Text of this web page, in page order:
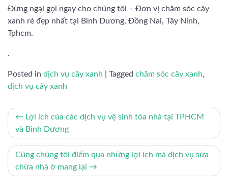
Đừng ngại gọi ngay cho chúng tôi – Đơn vị chăm sóc cây
xanh rẻ đẹp nhất tại Bình Dương, Đồng Nai, Tây Ninh,
Tphcm.
.
Posted in dịch vụ cây xanh Tagged chăm sóc cây xanh,
dịch vụ cây xanh
Điều
hướng
bài
viết
Lợi ích của các dịch vụ vệ sinh tòa nhà tại TPHCM
và Bình Dương
Cùng chúng tôi điểm qua những lợi ích mà dịch vụ sửa
chữa nhà ở mang lại